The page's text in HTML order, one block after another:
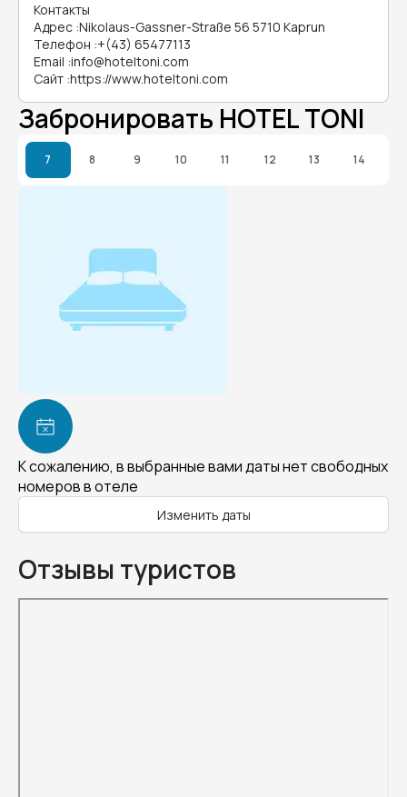
Контакты
Адрес :Nikolaus-Gassner-Straße 56 5710 Kaprun
Телефон :+(43) 65477113
Email :info@hoteltoni.com
Сайт :https://www.hoteltoni.com
Забронировать HOTEL TONI
7 8 9 10 11 12 13 14
К сожалению, в выбранные вами даты нет свободных
номеров в отеле
Изменить даты
Отзывы туристов